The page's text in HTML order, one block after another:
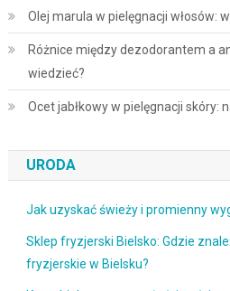
Olej marula w pielęgnacji włosów:
Różnice między dezodorantem a
wiedzieć?
Ocet jabłkowy w pielęgnacji skóry:
URODA
Jak uzyskać świeży i promienny
Sklep fryzjerski Bielsko: Gdzie
fryzjerskie w Bielsku?